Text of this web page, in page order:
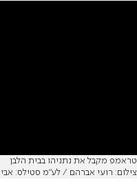
טראמפ מקבל את נתניהו בבית הלבן
צילום: רועי אברהם / לע״מ סטילס: אבי